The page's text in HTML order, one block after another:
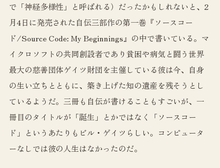
で「神経多様性」と呼ばれる）だったかもしれないと、2
月4日に発売された自伝三部作の第一巻『ソースコー
ド/Source Code: My Beginnings』の中で書いている。マ
イクロソフトの共同創設者であり貧困や病気と闘う世界
最大の慈善団体ゲイツ財団を主催している彼は今、自身
の生い立ちとともに、築き上げた知の遺産を残そうとし
ているようだ。三冊も自伝が書けることもすごいが、一
冊目のタイトルが「誕生」とかではなく「ソースコー
ド」というあたりもビル・ゲイツらしい。コンピュータ
ーなしでは彼の人生はなかったのだ。